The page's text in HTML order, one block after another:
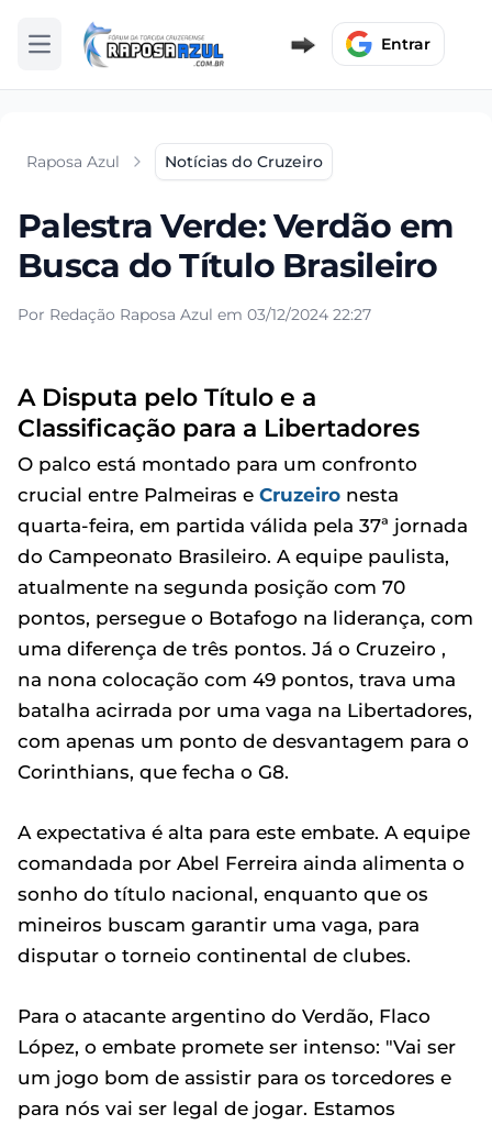
Abrir menu Entrar
Raposa Azul Notícias do Cruzeiro
Palestra Verde: Verdão em
Busca do Título Brasileiro
Por Redação Raposa Azul em 03/12/2024 22:27
A Disputa pelo Título e a
Classificação para a Libertadores
O palco está montado para um confronto
crucial entre Palmeiras e Cruzeiro nesta
quarta-feira, em partida válida pela 37ª jornada
do Campeonato Brasileiro. A equipe paulista,
atualmente na segunda posição com 70
pontos, persegue o Botafogo na liderança, com
uma diferença de três pontos. Já o Cruzeiro ,
na nona colocação com 49 pontos, trava uma
batalha acirrada por uma vaga na Libertadores,
com apenas um ponto de desvantagem para o
Corinthians, que fecha o G8.
A expectativa é alta para este embate. A equipe
comandada por Abel Ferreira ainda alimenta o
sonho do título nacional, enquanto que os
mineiros buscam garantir uma vaga, para
disputar o torneio continental de clubes.
Para o atacante argentino do Verdão, Flaco
López, o embate promete ser intenso: "Vai ser
um jogo bom de assistir para os torcedores e
para nós vai ser legal de jogar. Estamos